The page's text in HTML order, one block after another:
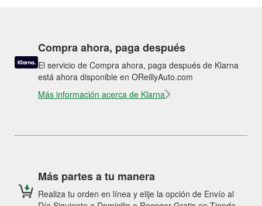
Compra ahora, paga después
El servicio de Compra ahora, paga después de Klarna
está ahora disponible en OReillyAuto.com
Más información acerca de Klarna
Más partes a tu manera
Realiza tu orden en línea y elije la opción de Envío al